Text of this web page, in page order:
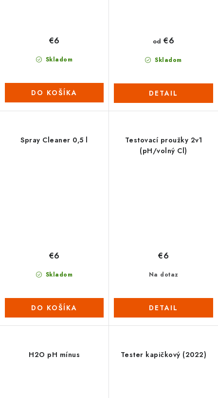
Skladom
€6
DO KOŠÍKA
Skladom
od €6
DETAIL
Spray Cleaner 0,5 l
Skladom
€6
DO KOŠÍKA
Testovací proužky 2v1
(pH/volný Cl)
Na dotaz
€6
DETAIL
H2O pH mínus Tester kapičkový (2022)